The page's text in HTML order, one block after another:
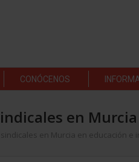
CONÓCENOS
en
en Murcia en educación e